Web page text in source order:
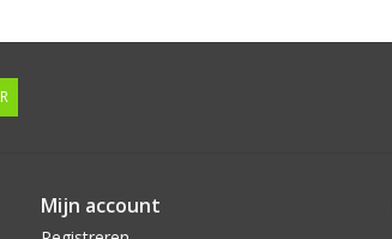
Mijn account